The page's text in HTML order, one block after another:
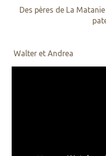
Des pères de La
Walter et Andrea